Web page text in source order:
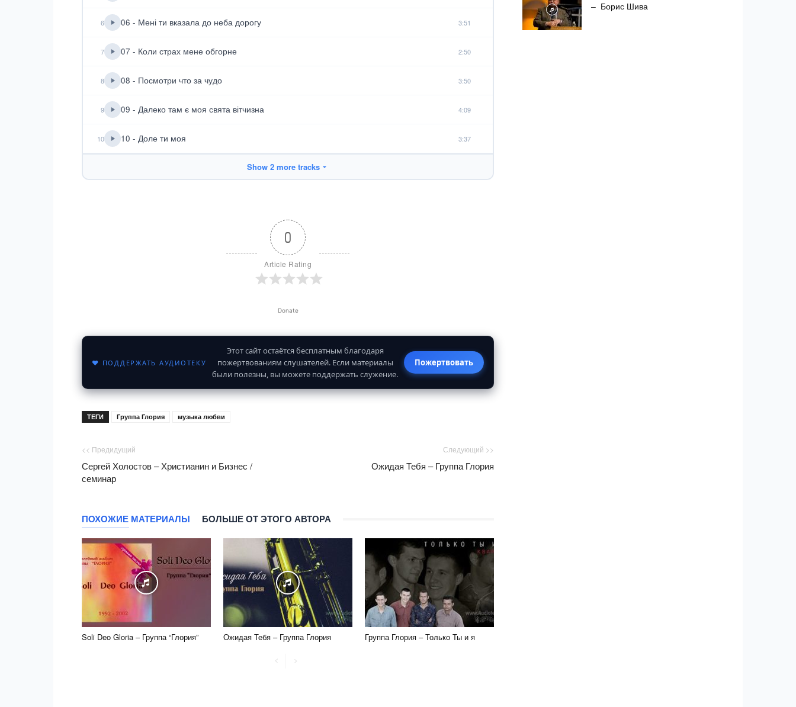
6 06 - Мені ти вказала до неба дорогу 3:51
7 07 - Коли страх мене обгорне 2:50
8 08 - Посмотри что за чудо 3:50
9 09 - Далеко там є моя свята вітчизна 4:09
10 10 - Доле ти моя 3:37
Show 2 more tracks
0
Article Rating
Donate
♥ ПОДДЕРЖАТЬ АУДИОТЕКУ
Этот сайт остаётся бесплатным благодаря
пожертвованиям слушателей. Если материалы
были полезны, вы можете поддержать служение.
Пожертвовать
ТЕГИ Группа Глория музыка любви
<< Предидущий
Сергей Холостов – Христианин и Бизнес /
семинар
Следующий >>
Ожидая Тебя – Группа Глория
ПОХОЖИЕ МАТЕРИАЛЫ БОЛЬШЕ ОТ ЭТОГО АВТОРА
Soli Deo Gloria – Группа “Глория” Ожидая Тебя – Группа Глория Группа Глория – Только Ты и я
– Борис Шива